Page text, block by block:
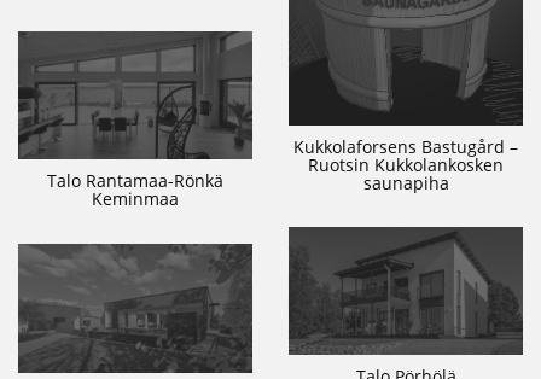
Kukkolaforsens Bastugård –
Ruotsin Kukkolankosken
saunapiha
Talo Rantamaa-Rönkä
Keminmaa